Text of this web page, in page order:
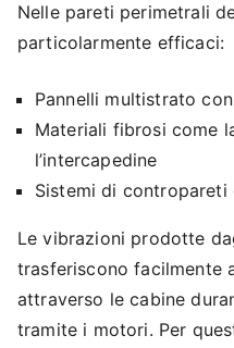
Nelle pareti perimetrali
particolarmente efficaci:
Pannelli multistrato
Materiali fibrosi come
l’intercapedine
Sistemi di
Le vibrazioni prodotte
trasferiscono facilmente
attraverso le cabine
tramite i motori. Per